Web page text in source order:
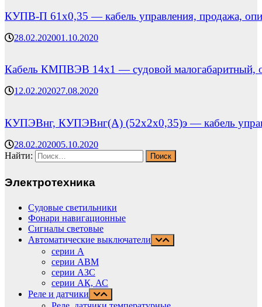
КУПВ-П 61х0,35 — кабель управления, продажа,
28.02.202001.10.2020
Кабель КМПВЭВ 14х1 — судовой малогабаритный,
12.02.202027.08.2020
КУПЭВнг, КУПЭВнг(А) (52х2х0,35)э — кабель
28.02.202005.10.2020
Найти:
Электротехника
Судовые светильники
Фонари навигационные
Сигналы световые
Автоматические выключатели
серии А
серии АВМ
cерии АЗС
серии АК, АС
Реле и датчики